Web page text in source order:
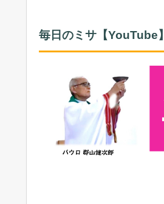
毎日のミサ【YouTube】